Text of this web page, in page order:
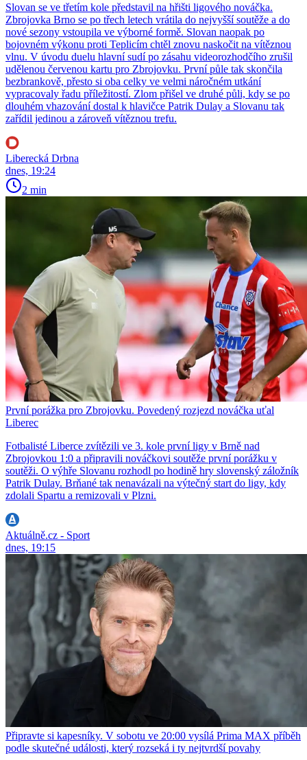
Slovan se ve třetím kole představil na hřišti ligového nováčka.
Zbrojovka Brno se po třech letech vrátila do nejvyšší soutěže a do
nové sezony vstoupila ve výborné formě. Slovan naopak po
bojovném výkonu proti Teplicím chtěl znovu naskočit na vítěznou
vlnu. V úvodu duelu hlavní sudí po zásahu videorozhodčího zrušil
udělenou červenou kartu pro Zbrojovku. První půle tak skončila
bezbrankově, přesto si oba celky ve velmi náročném utkání
vypracovaly řadu příležitostí. Zlom přišel ve druhé půli, kdy se po
dlouhém vhazování dostal k hlavičce Patrik Dulay a Slovanu tak
zařídil jedinou a zároveň vítěznou trefu.
Liberecká Drbna
dnes, 19:24
2 min
První porážka pro Zbrojovku. Povedený rozjezd nováčka uťal
Liberec
Fotbalisté Liberce zvítězili ve 3. kole první ligy v Brně nad
Zbrojovkou 1:0 a připravili nováčkovi soutěže první porážku v
soutěži. O výhře Slovanu rozhodl po hodině hry slovenský záložník
Patrik Dulay. Brňané tak nenavázali na výtečný start do ligy, kdy
zdolali Spartu a remizovali v Plzni.
Aktuálně.cz - Sport
dnes, 19:15
Připravte si kapesníky. V sobotu ve 20:00 vysílá Prima MAX příběh
podle skutečné události, který rozseká i ty nejtvrdší povahy